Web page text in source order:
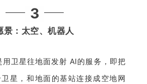
3
景：太空、机器人
用卫星往地面发射 AI的服务，即把
星，和地面的基站连接成空地网